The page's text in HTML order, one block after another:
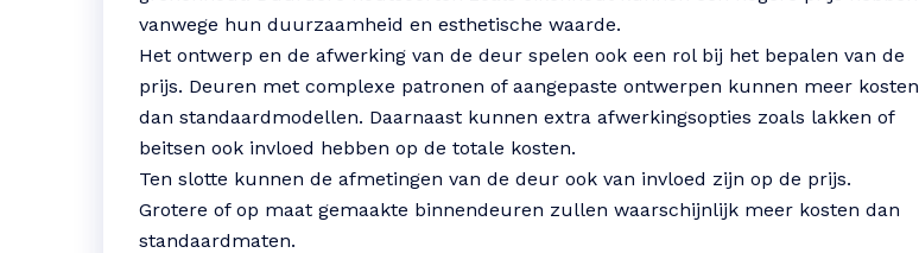
vanwege hun duurzaamheid en esthetische waarde.
Het ontwerp en de afwerking van de deur spelen ook een rol bij het bepalen van de
prijs. Deuren met complexe patronen of aangepaste ontwerpen kunnen meer kosten
dan standaardmodellen. Daarnaast kunnen extra afwerkingsopties zoals lakken of
beitsen ook invloed hebben op de totale kosten.
Ten slotte kunnen de afmetingen van de deur ook van invloed zijn op de prijs.
Grotere of op maat gemaakte binnendeuren zullen waarschijnlijk meer kosten dan
standaardmaten.